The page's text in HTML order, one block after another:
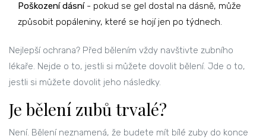
Poškození dásní- pokud se gel dostal na dásně, může
způsobit popáleniny, které se hojí jen po týdnech.
Nejlepší ochrana? Před bělením vždy navštivte zubního
lékaře. Nejde o to, jestli si můžete dovolit bělení. Jde o to,
jestli si můžete dovolit jeho následky.
Je bělení zubů trvalé?
Není. Bělení neznamená, že budete mít bílé zuby do konce